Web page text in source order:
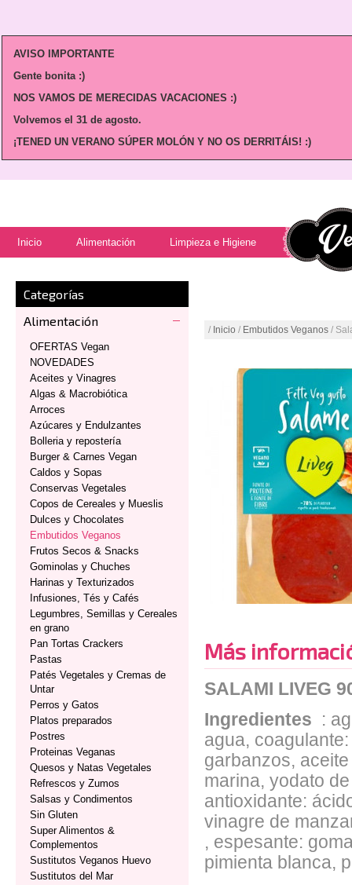
AVISO IMPORTANTE
Gente bonita :)
NOS VAMOS DE MERECIDAS VACACIONES :)
Volvemos el 31 de agosto.
¡TENED UN VERANO SÚPER MOLÓN Y NO OS DERRITÁIS! :)
Inicio Alimentación Limpieza e Higiene
Categorías
Alimentación
OFERTAS Vegan
NOVEDADES
Aceites y Vinagres
Algas & Macrobiótica
Arroces
Azúcares y Endulzantes
Bolleria y repostería
Burger & Carnes Vegan
Caldos y Sopas
Conservas Vegetales
Copos de Cereales y Mueslis
Dulces y Chocolates
Embutidos Veganos
Frutos Secos & Snacks
Gominolas y Chuches
Harinas y Texturizados
Infusiones, Tés y Cafés
Legumbres, Semillas y Cereales
en grano
Pan Tortas Crackers
Pastas
Patés Vegetales y Cremas de
Untar
Perros y Gatos
Platos preparados
Postres
Proteinas Veganas
Quesos y Natas Vegetales
Refrescos y Zumos
Salsas y Condimentos
Sin Gluten
Super Alimentos &
Complementos
Sustitutos Veganos Huevo
Sustitutos del Mar
/ Inicio / Embutidos Veganos /
Más
SALAMI LIVEG
Ingredientes :
agua,
garbanzos,
marina, yodato
antioxidante:
vinagre de
, espesante:
pimienta